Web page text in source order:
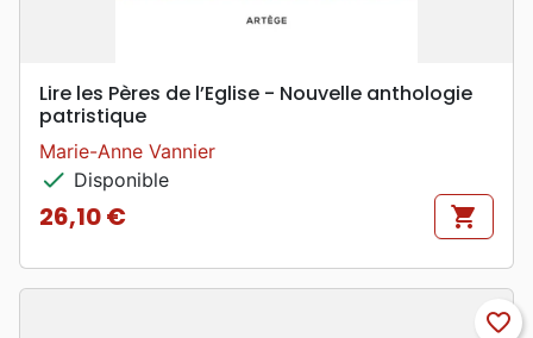
Lire les Pères de l’Eglise - Nouvelle anthologie
patristique
Marie-Anne Vannier
check Disponible
Prix
26,10 € shopping_cart
favorite_border